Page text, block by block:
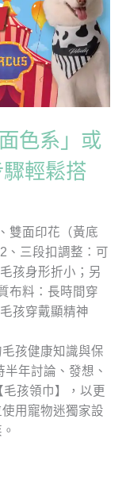
色系」或
驟輕鬆搭
雙面印花（黃底
、三段扣調整：可
孩身形折小；另
布料：長時間穿
孩穿戴顯精神
孩健康知識與保
年討論、發想、
孩領巾】，以更
用寵物迷獨家設